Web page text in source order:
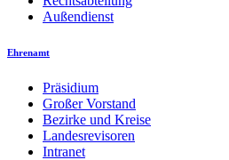
Außendienst
Ehrenamt
Präsidium
Großer Vorstand
Bezirke und Kreise
Landesrevisoren
Intranet